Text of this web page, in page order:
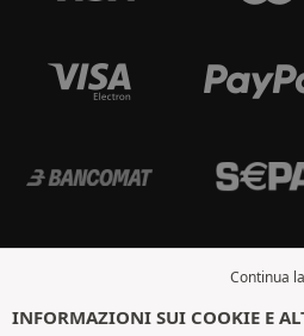
Continua
INFORMAZIONI SUI COOKIE E